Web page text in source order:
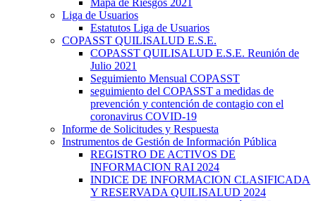
Mapa de Riesgos 2021
Liga de Usuarios
Estatutos Liga de Usuarios
COPASST QUILISALUD E.S.E.
COPASST QUILISALUD E.S.E. Reunión de
Julio 2021
Seguimiento Mensual COPASST
seguimiento del COPASST a medidas de
prevención y contención de contagio con el
coronavirus COVID-19
Informe de Solicitudes y Respuesta
Instrumentos de Gestión de Información Pública
REGISTRO DE ACTIVOS DE
INFORMACION RAI 2024
INDICE DE INFORMACION CLASIFICADA
Y RESERVADA QUILISALUD 2024